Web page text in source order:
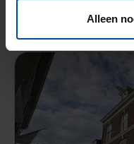
Alleen
100%
Geld terug!